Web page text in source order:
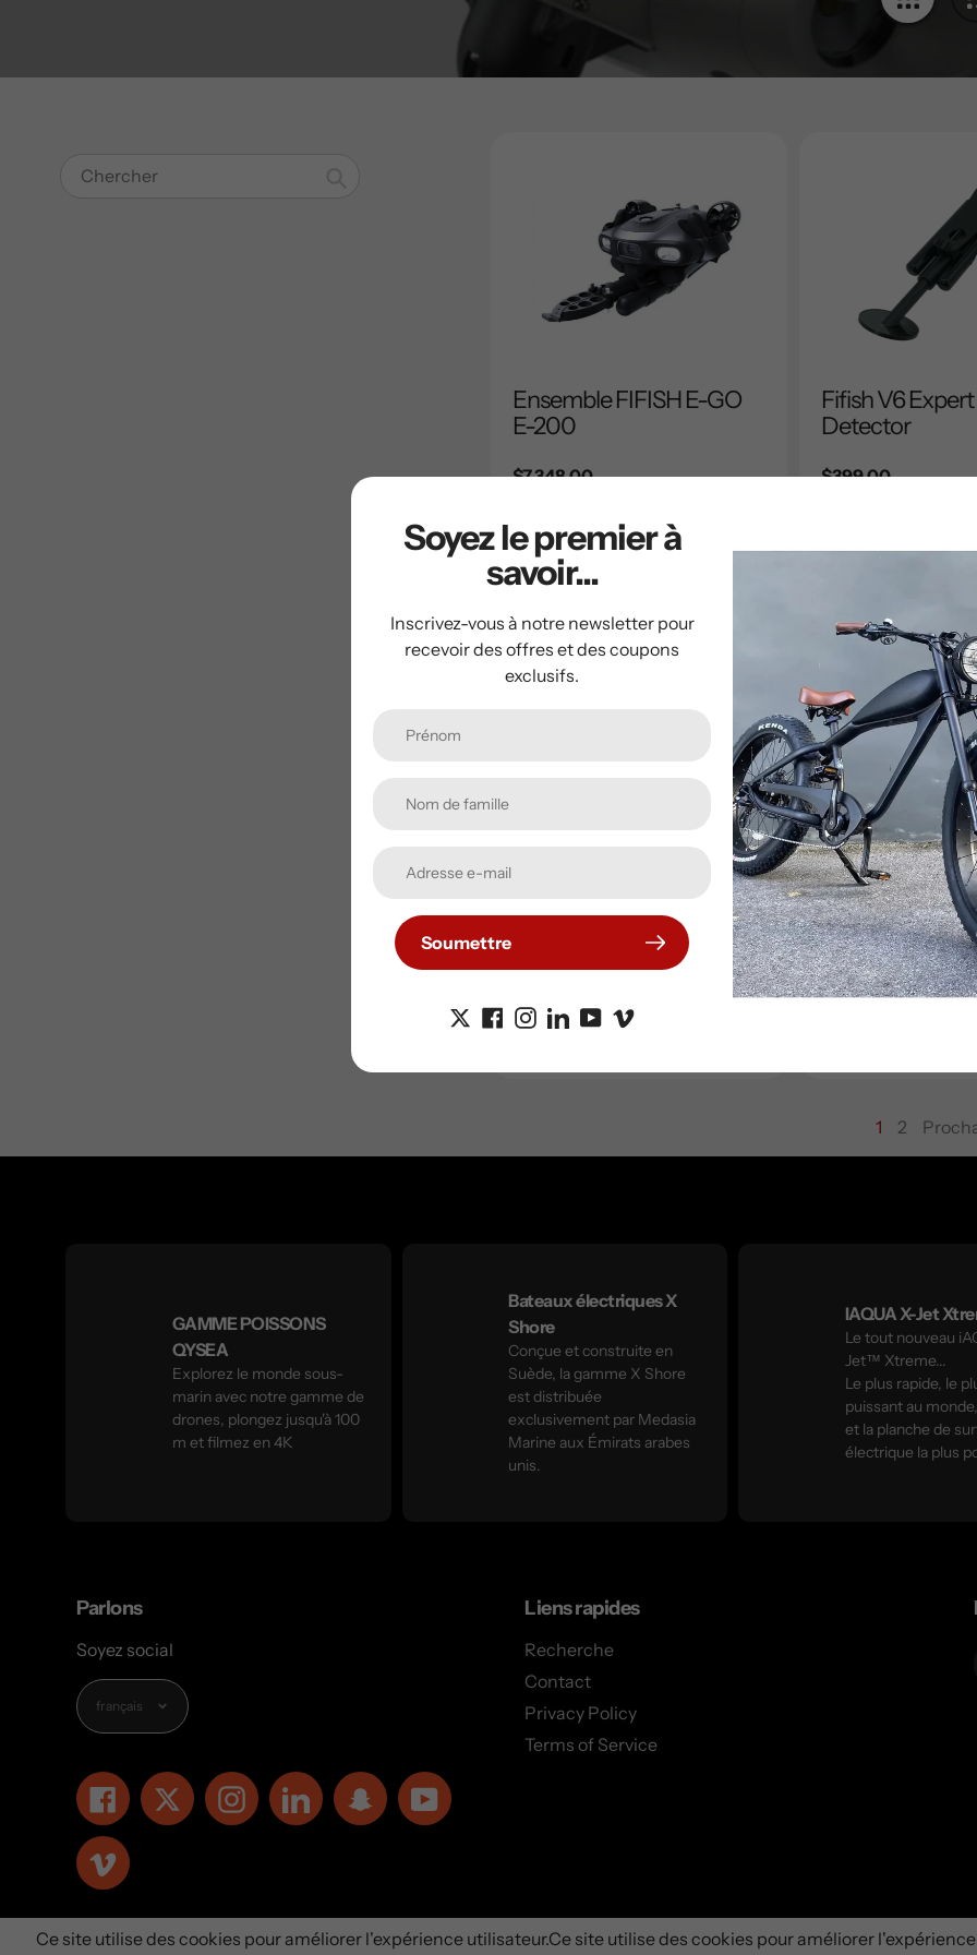
Ensemble FIFISH E-GO
E-200
Prix
habituel
$7,348.00
Aperçu rapide
Fifish V6
Detector
Prix
$399.00
Fifish V6 OPSS [Onshore
System]
Prix
habituel
$3,599.00
Aperçu rapide
Ensemble
E-100
Prix
​​
habituel
$6,958.00
1
page
2
GAMME POISSONS
QYSEA
Explorez le monde sous-
marin avec notre gamme de
drones, plongez jusqu'à 100
m et filmez en 4K
Bateaux électriques X
Shore
Conçue et construite en
Suède, la gamme X Shore
est distribuée
exclusivement par Medasia
Marine aux Émirats arabes
unis.
IAQUA X-Jet
Le tout nouveau
Jet™ Xtreme...
Le plus rapide, le
puissant au monde,
et la planche de
électrique la plus
Parlons
Soyez social
Langue
français
FacebookTwitterInstagramLinkedIn SnapchatYouTube
Vimeo
Liens rapides
Recherche
Contact
Privacy Policy
Terms of Service
Soyez le premier à
savoir...
Inscrivez-vous à notre newsletter pour
recevoir des offres et des coupons
exclusifs.
Soumettre
Ce site utilise des cookies pour améliorer l'expérience utilisateur.Ce site utilise des cookies pour améliorer